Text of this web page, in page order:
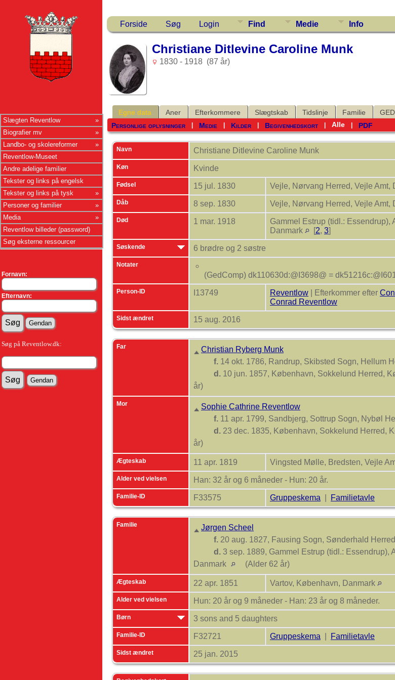
Slægten Reventlow
Biografier mv
Landbo- og skolereformer
Reventlow-Museet
Andre adelige familier
Tekster og links på engelsk
Tekster og links på tysk
Personer og familier
Media
Reventlow billeder (password)
Søg eksterne ressourcer
Fornavn:
Efternavn:
Søg på Reventlow.dk:
Forside Søg Login Find Medie Info
Christiane Ditlevine Caroline Munk
1830 - 1918 (87 år)
Egne data Aner Efterkommere Slægtskab Tidslinje Familie
Personlige oplysninger Medie Kilder Begivenhedskort |Alle PDF
Navn Christiane Ditlevine Caroline Munk
Køn Kvinde
Fødsel 15 jul. 1830 Vejle, Nørvang Herred, Vejle Amt,
Dåb 8 sep. 1830 Vejle, Nørvang Herred, Vejle Amt,
Død 1 mar. 1918
Gammel Estrup (tidl.:
Danmark
[2, 3]
Søskende 6 brødre og 2 søstre
Notater
(GedComp) dk110630d:@I3698@ =
Person-ID I13749 Reventlow | Efterkommer efter
Conrad Reventlow
Sidst ændret 15 aug. 2016
Far
Christian Ryberg Munk
f. 14 okt. 1786, Randrup, Skibsted Sogn, Hellum
d. 10 jun. 1857, København, Sokkelund Herred,
år)
Mor
Sophie Cathrine Reventlow
f. 11 apr. 1799, Sandbjerg, Sottrup Sogn, Nybøl
d. 23 dec. 1835, København, Sokkelund Herred,
år)
Ægteskab 11 apr. 1819 Vingsted Mølle, Bredsten, Vejle
Alder ved vielsen Han: 32 år og 6 måneder - Hun: 20 år.
Familie-ID F33575 Gruppeskema Familietavle
Familie
Jørgen Scheel
f. 20 aug. 1827, Fausing Sogn, Sønderhald
d. 3 sep. 1889, Gammel Estrup (tidl.: Essendrup),
Danmark
(Alder 62 år)
Ægteskab 22 apr. 1851 Vartov, København, Danmark
Alder ved vielsen Hun: 20 år og 9 måneder - Han: 23 år og 8 måneder.
Børn 3 sons and 5 daughters
Familie-ID F32721 Gruppeskema Familietavle
Sidst ændret 25 jan. 2015